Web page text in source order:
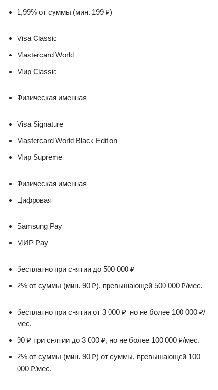
1,99% от суммы (мин. 199 ₽)
Visa Classic
Mastercard World
Мир Classic
Физическая именная
Visa Signature
Mastercard World Black Edition
Мир Supreme
Физическая именная
Цифровая
Samsung Pay
МИР Pay
бесплатно при снятии до 500 000 ₽
2% от суммы (мин. 90 ₽), превышающей 500 000 ₽/мес.
бесплатно при снятии от 3 000 ₽, но не более 100 000 ₽/
мес.
90 ₽ при снятии до 3 000 ₽, но не более 100 000 ₽/мес.
2% от суммы (мин. 90 ₽) от суммы, превышающей 100
000 ₽/мес.